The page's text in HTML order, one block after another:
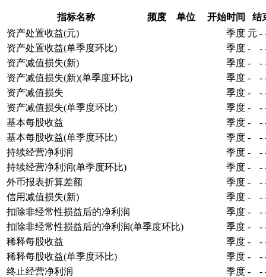
指标名称 频度 单位 开始时间
结
资产处置收益(元)
季度 元 -
资产处置收益(单季度环比)
季度 - -
资产减值损失(新)
季度 - -
资产减值损失(新)(单季度环比)
季度 - -
资产减值损失
季度 - -
资产减值损失(单季度环比)
季度 - -
基本每股收益
季度 - -
基本每股收益(单季度环比)
季度 - -
持续经营净利润
季度 - -
持续经营净利润(单季度环比)
季度 - -
外币报表折算差额
季度 - -
信用减值损失(新)
季度 - -
扣除非经常性损益后的净利润
季度 - -
扣除非经常性损益后的净利润(单季度环比)
季度 - -
稀释每股收益
季度 - -
稀释每股收益(单季度环比)
季度 - -
终止经营净利润
季度 - -